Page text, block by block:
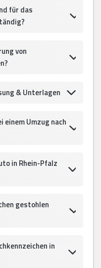
für das
von
& Unterlagen
einem Umzug nach
in Rhein-Pfalz
gestohlen
in